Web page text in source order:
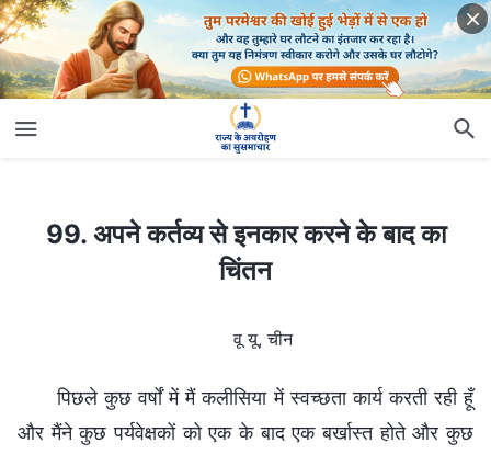
99. अपने कर्तव्य से इनकार करने के बाद का चिंतन
99. अपने कर्तव्य से इनकार करने के बाद का
चिंतन
वू यू, चीन
पिछले कुछ वर्षों में मैं कलीसिया में स्वच्छता कार्य करती रही हूँ
और मैंने कुछ पर्यवेक्षकों को एक के बाद एक बर्खास्त होते और कुछ